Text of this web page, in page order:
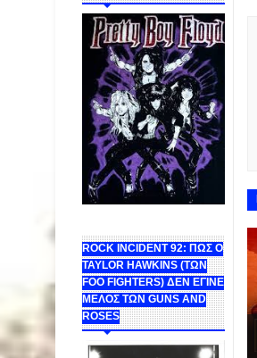
ROCK INCIDENT 92: ΠΩΣ Ο
TAYLOR HAWKINS (ΤΩΝ
FOO FIGHTERS) ΔΕΝ ΕΓΙΝΕ
ΜΕΛΟΣ ΤΩΝ GUNS AND
ROSES